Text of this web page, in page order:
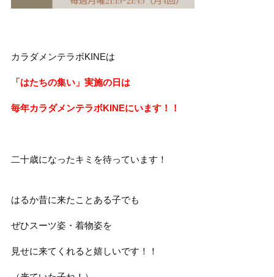
カラダメンテラボKINEは
「はたちの集い」実施の日は
毎年カラダメンテラボKINEにいます！！
二十歳になったキミを待っています！
はるか昔に来たことある子でも
ぜひスーツ姿・着物姿を
見せに来てくれると嬉しいです！！